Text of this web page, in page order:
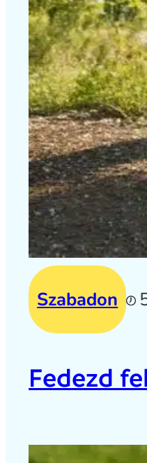
Szabadon
Fedezd